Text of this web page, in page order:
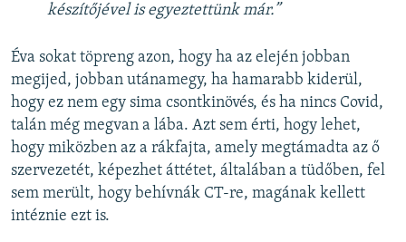
készítőjével is egyeztettünk már.”
Éva sokat töpreng azon, hogy ha az elején jobban
megijed, jobban utánamegy, ha hamarabb kiderül,
hogy ez nem egy sima csontkinövés, és ha nincs Covid,
talán még megvan a lába. Azt sem érti, hogy lehet,
hogy miközben az a rákfajta, amely megtámadta az ő
szervezetét, képezhet áttétet, általában a tüdőben, fel
sem merült, hogy behívnák CT-re, magának kellett
intéznie ezt is.